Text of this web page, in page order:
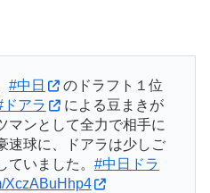
#中日
のドラフト１位
ドアラ
による豆まきが
マンとして全力で相手に
速球に、ドアラは少しご
ていました。 #中日ドラ
XczABuHhp4